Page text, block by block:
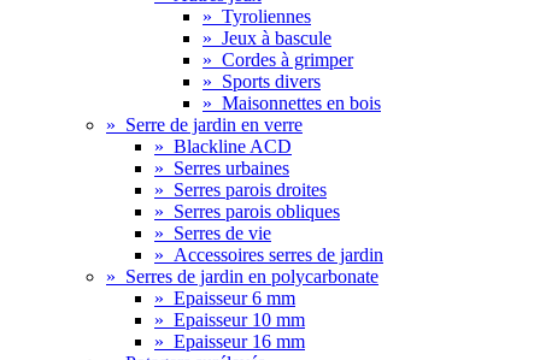
» Tyroliennes
» Jeux à bascule
» Cordes à grimper
» Sports divers
» Maisonnettes en bois
» Serre de jardin en verre
» Blackline ACD
» Serres urbaines
» Serres parois droites
» Serres parois obliques
» Serres de vie
» Accessoires serres de jardin
» Serres de jardin en polycarbonate
» Epaisseur 6 mm
» Epaisseur 10 mm
» Epaisseur 16 mm